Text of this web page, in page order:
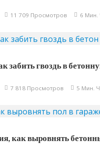
11 709 Просмотров 6 Мин.
забить гвоздь в
7 818 Просмотров 5 Мин.
как выровнять